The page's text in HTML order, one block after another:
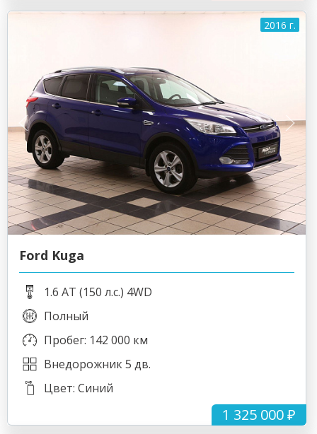
2016 г.
1 325 000 ₽
Ford Kuga
1.6 AT (150 л.с.) 4WD
Полный
Пробег: 142 000 км
Внедорожник 5 дв.
Цвет: Синий